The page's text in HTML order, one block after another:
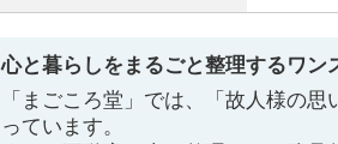
心と暮らしをまるごと整理するワン
「まごころ堂」では、「故人様の
っています。